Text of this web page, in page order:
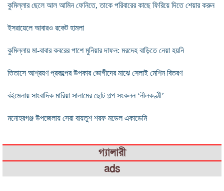
কুমিল্লার ছেলে আল আমিন ফেনিতে, তাকে পরিবারের কাছে ফিরিয়ে দিতে শেয়ার করুন
ইসরায়েলে আবারও রকেট হামলা
কুমিল্লায় মা-বাবার কবরের পাশে মুনিয়ার দাফন: মরদেহ বাড়িতে নেয়া হয়নি
তিতাসে আশ্রয়ণ প্রকল্পের উপকার ভোগীদের মাঝে সেলাই মেশিন বিতরণ
বইমেলায় সাংবাদিক মারিয়া সালামের ছোট গল্প সংকলন ‘নীলকণ্ঠী’
মনোহরগঞ্জ উপজেলায় সেরা বায়তুশ শরফ মডেল একাডেমি
গ্যালারী
ads